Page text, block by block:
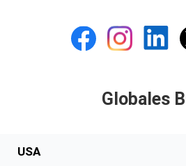
Globales
USA